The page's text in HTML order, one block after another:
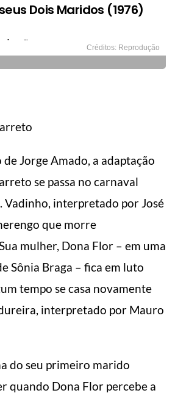
Dois Maridos (1976)
Créditos: Reprodução
Jorge Amado, a adaptação
se passa no carnaval
Vadinho, interpretado por José
que morre
mulher, Dona Flor – em uma
Sônia Braga – fica em luto
tempo se casa novamente
interpretado por Mauro
do seu primeiro marido
quando Dona Flor percebe a